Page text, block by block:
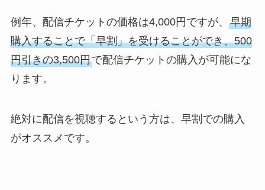
例年、配信チケットの価格は4,000円ですが、 早期
購入することで「早割」を受けることができ、500
円引きの3,500円で配信チケットの購入が可能にな
ります。
絶対に配信を視聴するという方は、早割での購入
がオススメです。